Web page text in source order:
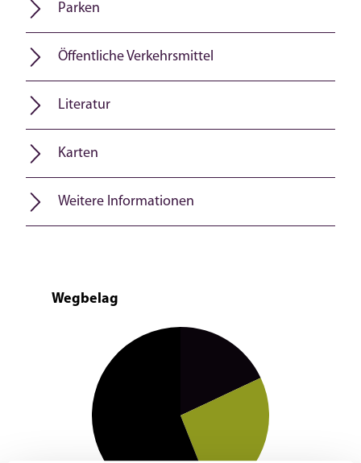
Parken
Öffentliche Verkehrsmittel
Literatur
Karten
Weitere Informationen
Wegbelag